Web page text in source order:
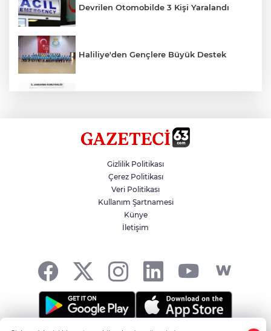
Devrilen Otomobilde 3 Kişi Yaralandı
Haliliye'den Gençlere Büyük Destek
Hikmet Başak’tan Ulaşım Çalışması
Atatürk Bulvarında Asfalt Yenileniyor
Gizlilik Politikası
Çerez Politikası
Veri Politikası
Kullanım Şartnamesi
Künye
İletişim